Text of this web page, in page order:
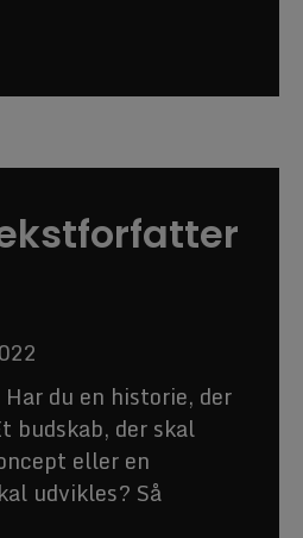
du en historie, der
budskab, der skal
eller en
udvikles? Så